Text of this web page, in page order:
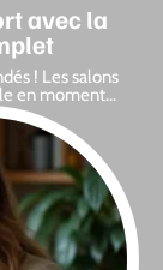
avec la
! Les salons
en moment…